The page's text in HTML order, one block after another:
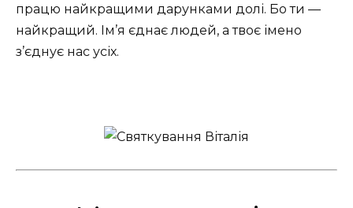
працю найкращими дарунками долі. Бо ти —
найкращий. Ім’я єднає людей, а твоє імено
з’єднує нас усіх.